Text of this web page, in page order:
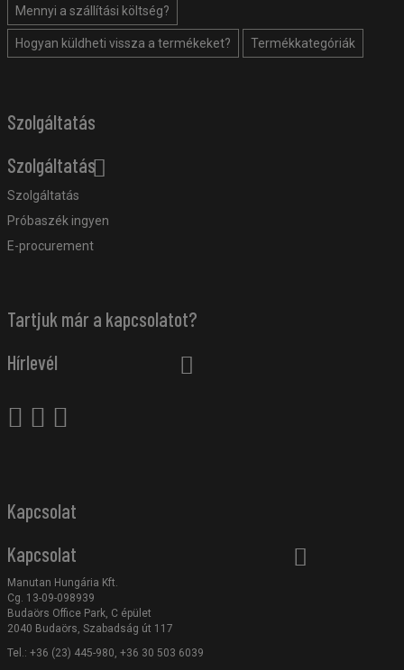
Mennyi a szállítási költség?
Hogyan küldheti vissza a termékeket? Termékkategóriák
Szolgáltatás
Szolgáltatás
Szolgáltatás
Próbaszék ingyen
E-procurement
Tartjuk már a kapcsolatot?
Hírlevél
Kapcsolat
Kapcsolat
Manutan Hungária Kft.
Cg. 13-09-098939
Budaörs Office Park, C épület
2040 Budaörs, Szabadság út 117
Tel.: +36 (23) 445-980, +36 30 503 6039